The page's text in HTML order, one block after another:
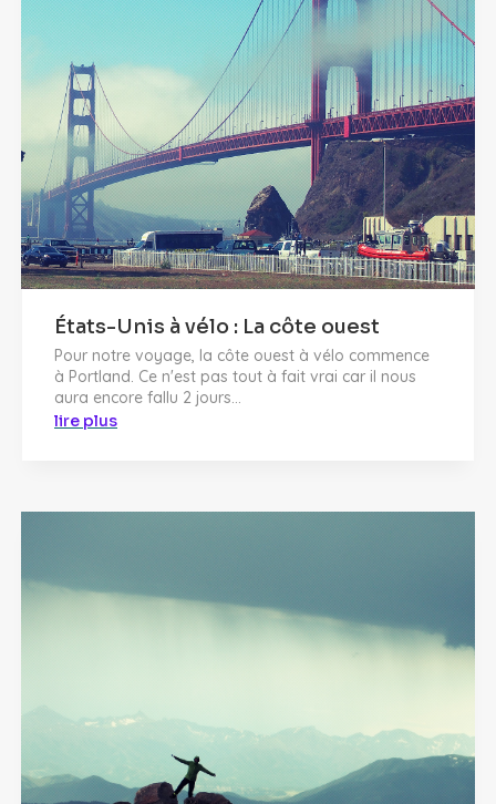
États-Unis à vélo : La côte ouest
Pour notre voyage, la côte ouest à vélo commence
à Portland. Ce n'est pas tout à fait vrai car il nous
aura encore fallu 2 jours...
lire plus